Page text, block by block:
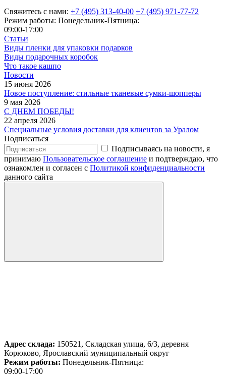
Свяжитесь с нами: +7 (495) 313-40-00 +7 (495) 971-77-72
Режим работы: Понедельник-Пятница:
09:00-17:00
Статьи
Виды пленки для упаковки подарков
Виды подарочных коробок
Что такое кашпо
Новости
15 июня 2026
Новое поступление: стильные тканевые сумки-шопперы
9 мая 2026
С ДНЕМ ПОБЕДЫ!
22 апреля 2026
Специальные условия доставки для клиентов за Уралом
Подписаться
Подписываясь на новости, я
принимаю Пользовательское соглашение и подтверждаю, что
ознакомлен и согласен с Политикой конфиденциальности
данного сайта
Адрес склада: 150521, Складская улица, 6/3, деревня
Корюково, Ярославский муниципальный округ
Режим работы: Понедельник-Пятница:
09:00-17:00